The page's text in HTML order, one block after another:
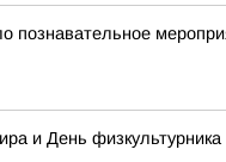
познавательное
и День физкультурника